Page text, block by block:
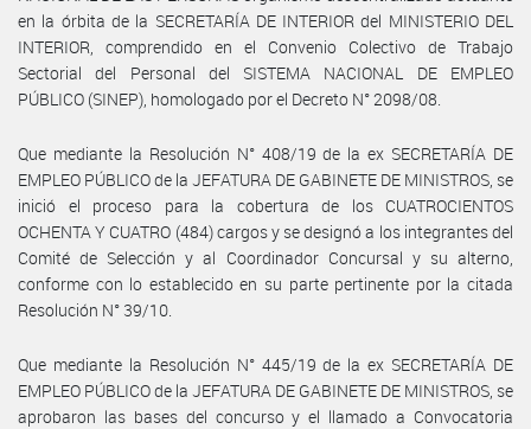
en la órbita de la SECRETARÍA DE INTERIOR del MINISTERIO DEL
INTERIOR, comprendido en el Convenio Colectivo de Trabajo
Sectorial del Personal del SISTEMA NACIONAL DE EMPLEO
PÚBLICO (SINEP), homologado por el Decreto N° 2098/08.
Que mediante la Resolución N° 408/19 de la ex SECRETARÍA DE
EMPLEO PÚBLICO de la JEFATURA DE GABINETE DE MINISTROS, se
inició el proceso para la cobertura de los CUATROCIENTOS
OCHENTA Y CUATRO (484) cargos y se designó a los integrantes del
Comité de Selección y al Coordinador Concursal y su alterno,
conforme con lo establecido en su parte pertinente por la citada
Resolución N° 39/10.
Que mediante la Resolución N° 445/19 de la ex SECRETARÍA DE
EMPLEO PÚBLICO de la JEFATURA DE GABINETE DE MINISTROS, se
aprobaron las bases del concurso y el llamado a Convocatoria